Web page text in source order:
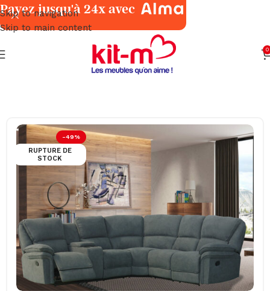
Skip to navigation
Skip to main content
0
Salons & Fauteuils Angles
-49%
RUPTURE DE
STOCK
Payez jusqu'à 24x avec